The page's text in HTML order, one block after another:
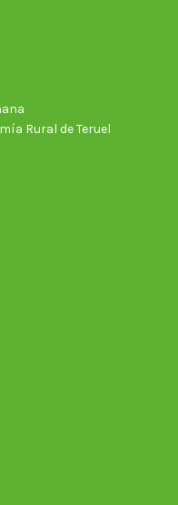
Rural de Teruel